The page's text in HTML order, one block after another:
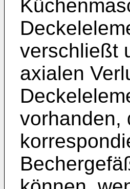
verschließt
axialen
vorhanden,